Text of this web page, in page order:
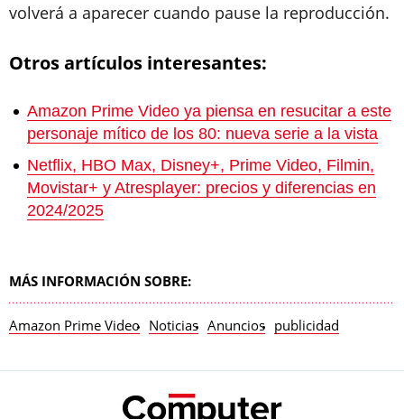
volverá a aparecer cuando pause la reproducción.
Otros artículos interesantes:
Amazon Prime Video ya piensa en resucitar a este
personaje mítico de los 80: nueva serie a la vista
Netflix, HBO Max, Disney+, Prime Video, Filmin,
Movistar+ y Atresplayer: precios y diferencias en
2024/2025
MÁS INFORMACIÓN SOBRE:
Amazon Prime Video Noticias Anuncios publicidad